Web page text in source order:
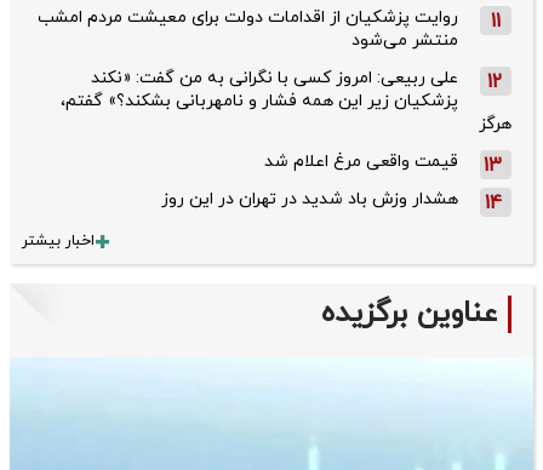
11
روایت پزشکیان از اقدامات دولت برای معیشت مردم امشب
منتشر می‌شود
12
علی ربیعی: امروز کسی با نگرانی به من گفت: «نکند
پزشکیان زیر این همه فشار و نامهربانی بشکند؟» گفتم،
هرگز
13 قیمت واقعی مرغ اعلام شد
14 هشدار وزش باد شدید در تهران در این روز
اخبار بیشتر
عناوین برگزیده